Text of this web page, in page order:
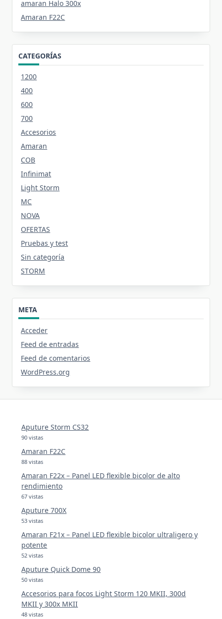
amaran Halo 300x
Amaran F22C
CATEGORÍAS
1200
400
600
700
Accesorios
Amaran
COB
Infinimat
Light Storm
MC
NOVA
OFERTAS
Pruebas y test
Sin categoría
STORM
META
Acceder
Feed de entradas
Feed de comentarios
WordPress.org
Aputure Storm CS32
90 vistas
Amaran F22C
88 vistas
Amaran F22x – Panel LED flexible bicolor de alto
rendimiento
67 vistas
Aputure 700X
53 vistas
Amaran F21x – Panel LED flexible bicolor ultraligero y
potente
52 vistas
Aputure Quick Dome 90
50 vistas
Accesorios para focos Light Storm 120 MKII, 300d
MKII y 300x MKII
48 vistas